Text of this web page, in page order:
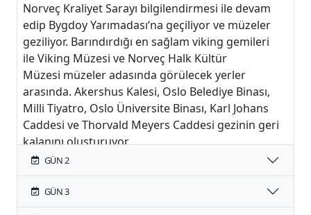
Norveç Kraliyet Sarayı bilgilendirmesi ile devam
edip Bygdoy Yarımadası‘na geçiliyor ve müzeler
geziliyor. Barındırdığı en sağlam viking gemileri
ile Viking Müzesi ve Norveç Halk Kültür
Müzesi müzeler adasında görülecek yerler
arasında. Akershus Kalesi, Oslo Belediye Binası,
Milli Tiyatro, Oslo Üniversite Binası, Karl Johans
Caddesi ve Thorvald Meyers Caddesi gezinin geri
kalanını oluşturuyor.
GÜN 2
GÜN 3